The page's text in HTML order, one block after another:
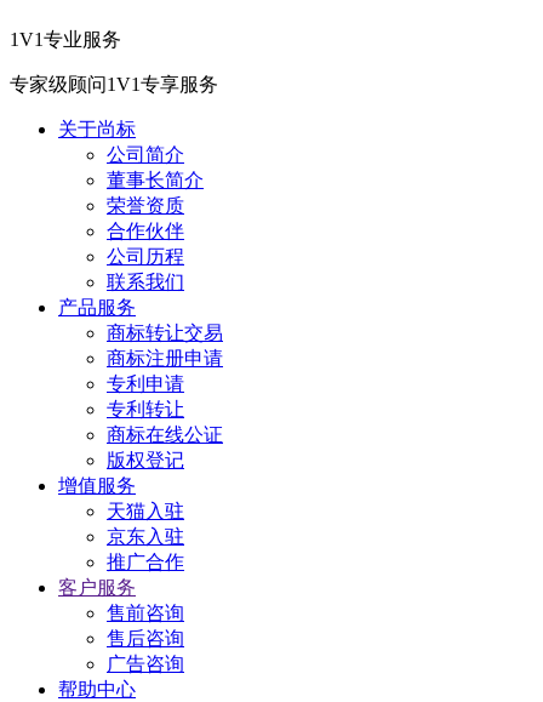
1V1专业服务
专家级顾问1V1专享服务
关于尚标
公司简介
董事长简介
荣誉资质
合作伙伴
公司历程
联系我们
产品服务
商标转让交易
商标注册申请
专利申请
专利转让
商标在线公证
版权登记
增值服务
天猫入驻
京东入驻
推广合作
客户服务
售前咨询
售后咨询
广告咨询
帮助中心